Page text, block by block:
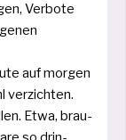
Verbote
auf mor­gen
ver­zich­ten.
Etwa, brau­